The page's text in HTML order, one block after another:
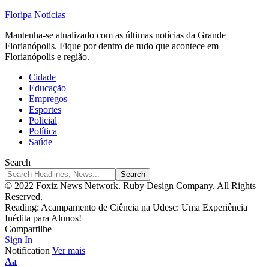
Floripa Notícias
Mantenha-se atualizado com as últimas notícias da Grande
Florianópolis. Fique por dentro de tudo que acontece em
Florianópolis e região.
Cidade
Educação
Empregos
Esportes
Policial
Política
Saúde
Search
© 2022 Foxiz News Network. Ruby Design Company. All Rights
Reserved.
Reading: Acampamento de Ciência na Udesc: Uma Experiência
Inédita para Alunos!
Compartilhe
Sign In
Notification Ver mais
Font
Aa